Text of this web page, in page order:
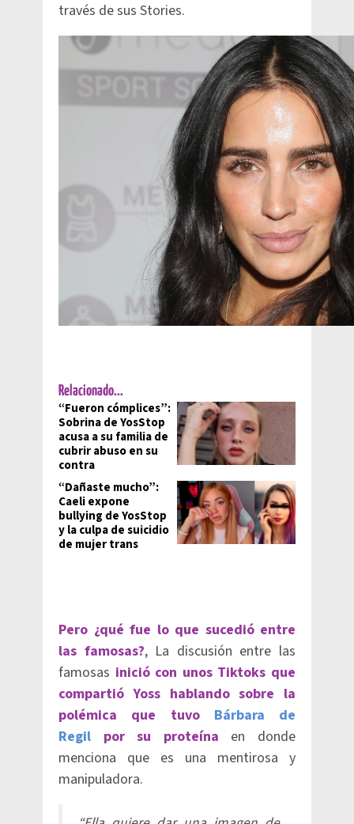
través de sus Stories.
Relacionado...
“Fueron cómplices”:
Sobrina de YosStop
acusa a su familia de
cubrir abuso en su
contra
“Dañaste mucho”:
Caeli expone
bullying de YosStop
y la culpa de suicidio
de mujer trans
Pero ¿qué fue lo que sucedió entre
las famosas?, La discusión entre las
famosas inició con unos Tiktoks que
compartió Yoss hablando sobre la
polémica que tuvo Bárbara de
Regil por su proteína en donde
menciona que es una mentirosa y
manipuladora.